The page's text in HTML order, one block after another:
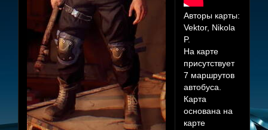
Авторы карты:
Vektor, Nikola
P.
На карте
присутствует
7 маршрутов
автобуса.
Карта
основана на
карте